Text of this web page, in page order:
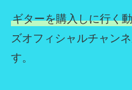
ギターを購入しに行く
ズオフィシャルチャン
す。